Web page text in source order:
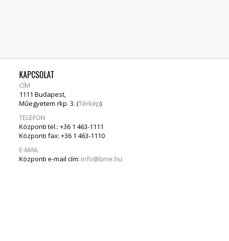
KAPCSOLAT
CÍM
1111 Budapest,
Műegyetem rkp. 3. (Térkép)
TELEFON
Központi tel.: +36 1 463-1111
Központi fax: +36 1 463-1110
E-MAIL
Központi e-mail cím: info@bme.hu